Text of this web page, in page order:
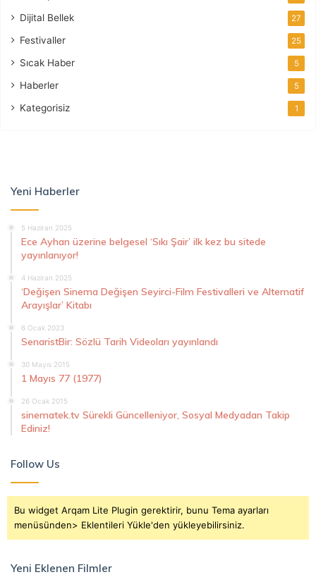
Dijital Bellek 27
Festivaller 25
Sıcak Haber 5
Haberler 5
Kategorisiz 1
Yeni Haberler
5 Haziran 2025
Ece Ayhan üzerine belgesel ‘Sıkı Şair’ ilk kez bu sitede
yayınlanıyor!
4 Haziran 2025
‘Değişen Sinema Değişen Seyirci-Film Festivalleri ve Alternatif
Arayışlar’ Kitabı
6 Ocak 2023
SenaristBir: Sözlü Tarih Videoları yayınlandı
30 Mayıs 2015
1 Mayıs 77 (1977)
26 Ocak 2015
sinematek.tv Sürekli Güncelleniyor, Sosyal Medyadan Takip
Ediniz!
Follow Us
Bu widget Arqam Lite Plugin gerektirir, bunu Tema ayarları
menüsünden> Eklentileri Yükle'den yükleyebilirsiniz.
Yeni Eklenen Filmler